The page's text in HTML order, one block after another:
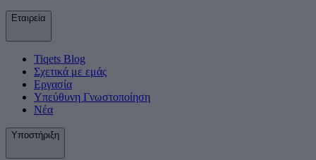
Εταιρεία
Tiqets Βlog
Σχετικά με εμάς
Εργασία
Υπεύθυνη Γνωστοποίηση
Νέα
Υποστήριξη